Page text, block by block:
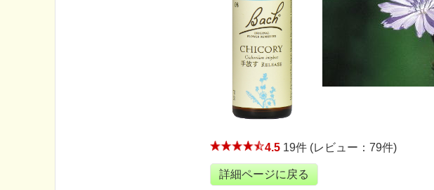
4.5 19件 (レビュー：79件)
詳細ページに戻る